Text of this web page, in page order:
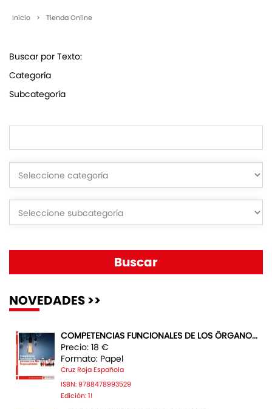
Inicio > Tienda Online
Buscar por Texto:
Categoría
Subcategoría
NOVEDADES >>
COMPETENCIAS FUNCIONALES DE LOS ÖRGANO...
Precio: 18 €
Formato: Papel
Cruz Roja Española
ISBN: 9788478993529
Edición: 1!